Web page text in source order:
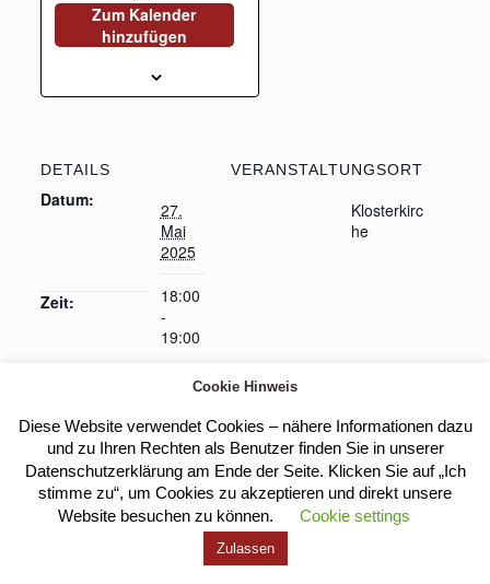
Zum Kalender
hinzufügen
DETAILS
Datum:
27.
Mai
2025
Zeit:
18:00
-
19:00
VERANSTALTUNGSORT
Klosterkirc
he
Heilige Messe Heilige Messe
Kloster Heilig Kreuz |Impressum Datenschutz
Cookie Hinweis
Diese Website verwendet Cookies – nähere Informationen dazu
und zu Ihren Rechten als Benutzer finden Sie in unserer
Datenschutzerklärung am Ende der Seite. Klicken Sie auf „Ich
stimme zu“, um Cookies zu akzeptieren und direkt unsere
Website besuchen zu können.
Cookie settings
Zulassen